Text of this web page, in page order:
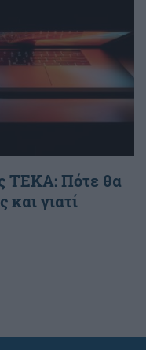
ΤΕΚΑ: Πότε θα
και γιατί